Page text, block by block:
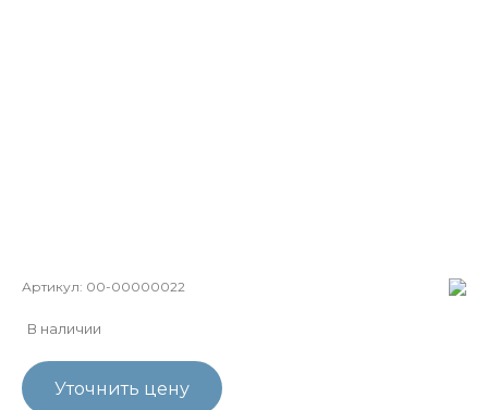
Артикул: 00-00000022
В наличии
Уточнить цену